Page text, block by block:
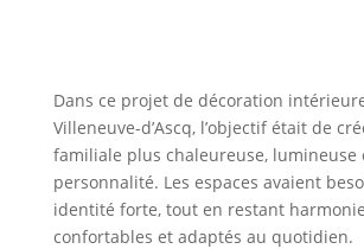
Dans ce projet de décoration
Villeneuve-d’Ascq, l’objectif était de
familiale plus chaleureuse, lumineuse
personnalité. Les espaces avaient
identité forte, tout en restant
confortables et adaptés au quotidien.